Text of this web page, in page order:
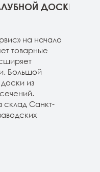
ДОСКИ
на начало
товарные
Большой
из
склад Санкт-